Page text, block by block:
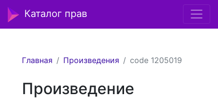
Каталог прав
Главная Произведения code 1205019
Произведение